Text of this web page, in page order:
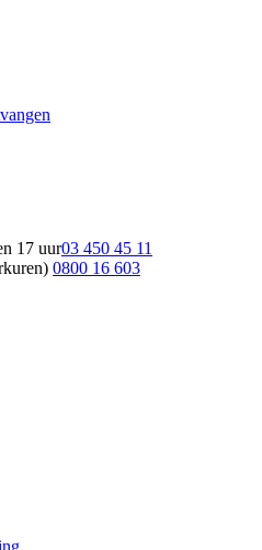
17 uur03 450 45 11
0800 16 603